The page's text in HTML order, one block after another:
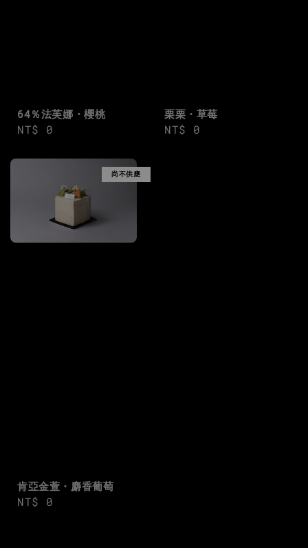
64％法芙娜・櫻桃
Regular
NT$ 0
栗栗・草莓
Regular
NT$ 0
尚不供應
肯亞金萱・麝香葡萄
Regular
NT$ 0